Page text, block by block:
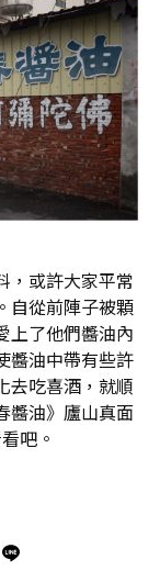
，或許大家平常
自從前陣子被顆
上了他們醬油內
醬油中帶有些許
去吃喜酒，就順
醬油》廬山真面
吧。